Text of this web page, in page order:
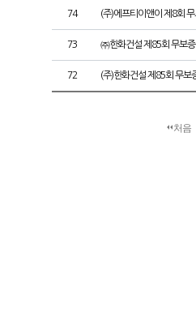
74 (주)에프티이앤이 제8회
73 ㈜한화건설 제85회 무보
72 (주)한화건설 제85회 무보
처음